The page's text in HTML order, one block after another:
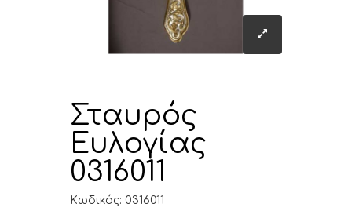
Σταυρός
Ευλογίας
0316011
Κωδικός: 0316011